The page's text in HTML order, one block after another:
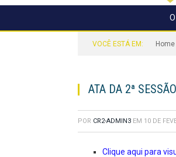
VOCÊ ESTÁ EM: Home
ATA DA 2ª
POR CR2-ADMIN3 EM 10 DE
Clique aqui para